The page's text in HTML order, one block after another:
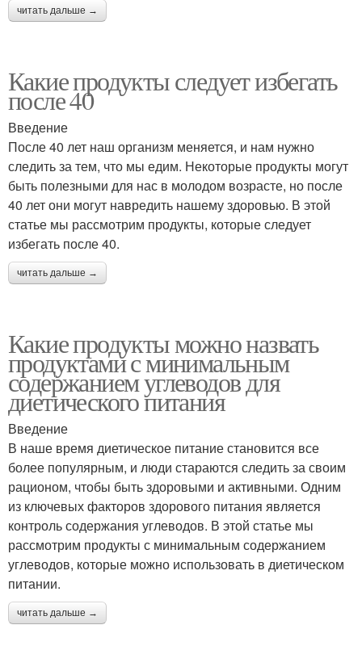
читать дальше →
Какие продукты следует избегать
после 40
Введение
После 40 лет наш организм меняется, и нам нужно
следить за тем, что мы едим. Некоторые продукты могут
быть полезными для нас в молодом возрасте, но после
40 лет они могут навредить нашему здоровью. В этой
статье мы рассмотрим продукты, которые следует
избегать после 40.
читать дальше →
Какие продукты можно назвать
продуктами с минимальным
содержанием углеводов для
диетического питания
Введение
В наше время диетическое питание становится все
более популярным, и люди стараются следить за своим
рационом, чтобы быть здоровыми и активными. Одним
из ключевых факторов здорового питания является
контроль содержания углеводов. В этой статье мы
рассмотрим продукты с минимальным содержанием
углеводов, которые можно использовать в диетическом
питании.
читать дальше →